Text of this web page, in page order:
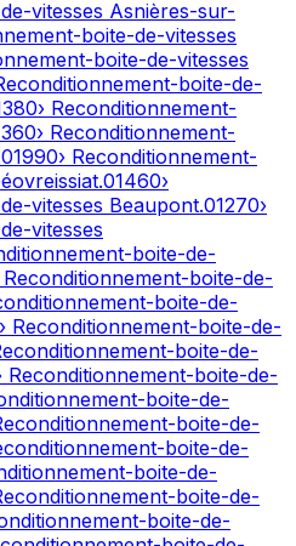
vitesses Asnières-sur-
boite-de-vitesses
boite-de-vitesses
boite-de-
› Reconditionnement-
› Reconditionnement-
01990› Reconditionnement-
.01460›
vitesses Beaupont.01270›
vitesses
boite-de-
Reconditionnement-boite-de-
boite-de-
› Reconditionnement-boite-de-
boite-de-
Reconditionnement-boite-de-
boite-de-
boite-de-
boite-de-
boite-de-
boite-de-
boite-de-